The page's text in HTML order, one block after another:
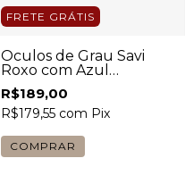
FRETE GRÁTIS
Óculos de Grau Savi
Roxo com Azul
Feminino
R$189,00
R$179,55 com Pix